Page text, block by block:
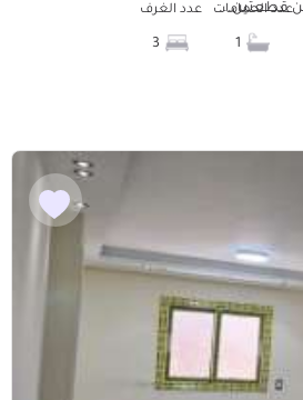
عدد الحمامات عدد الغرف